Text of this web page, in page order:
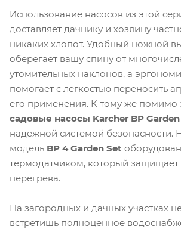
Использование насосов из этой
доставляет дачнику и хозяину
никаких хлопот. Удобный ножной
оберегает вашу спину от
утомительных наклонов, а
помогает с легкостью переносить
его применения. К тому же помимо
садовые насосы Karcher BP Garden
надежной системой безопасности.
модель BP 4 Garden Set
термодатчиком, который защищает
перегрева.
На загородных и дачных участках
встретишь полноценное